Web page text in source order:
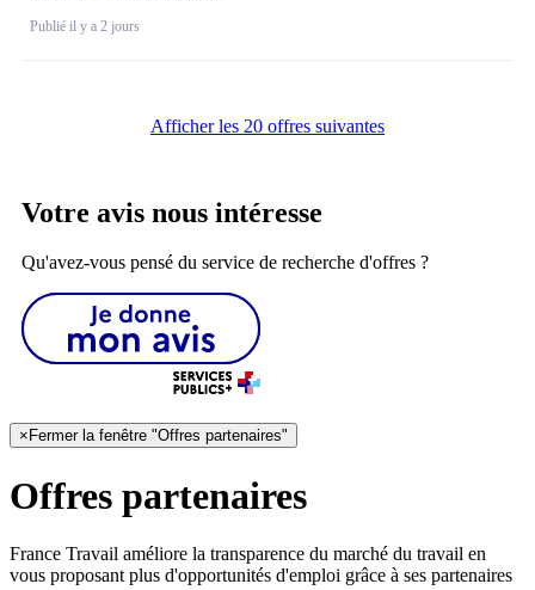
Publié il y a 2 jours
Afficher les 20 offres suivantes
Votre avis nous intéresse
Qu'avez-vous pensé du service de recherche d'offres ?
× Fermer la fenêtre "Offres partenaires"
Offres partenaires
France Travail améliore la transparence du marché du travail en
vous proposant plus d'opportunités d'emploi grâce à ses partenaires